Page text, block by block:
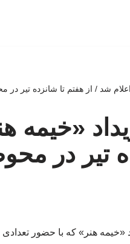
شد / از هفتم تا شانزده تیر در
«خیمه
تیر در
«خیمه هنر» که با حضور